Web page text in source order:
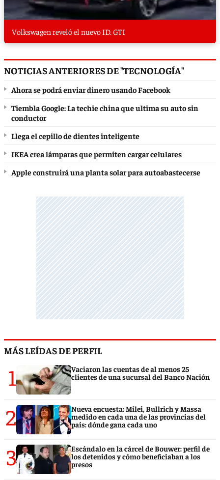
Volkswagen reveló el nuevo ID. GTI
NOTICIAS ANTERIORES DE "TECNOLOGÍA"
Ahora se podrá enviar dinero usando Facebook
Tiembla Google: La techie china que ultima su auto sin
conductor
Llega el cepillo de dientes inteligente
IKEA crea lámparas que permiten cargar celulares
Apple construirá una planta solar para autoabastecerse
MÁS LEÍDAS DE PERFIL
1
Vaciaron las cuentas de al menos 25
clientes de una sucursal del Banco Nación
2
Nueva encuesta: Milei, Bullrich y Massa
medido en cada una de las provincias del
país: dónde gana cada uno
3
Escándalo en la cárcel de Bouwer: perfil de
los detenidos y cómo beneficiaban a los
presos